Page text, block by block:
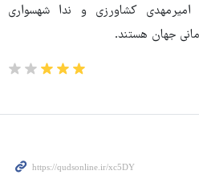
امیرمهدی کشاورزی و ندا شهسواری
جهان هستند.